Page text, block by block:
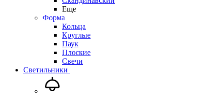
Еще
Форма
Кольца
Круглые
Паук
Плоские
Свечи
Светильники